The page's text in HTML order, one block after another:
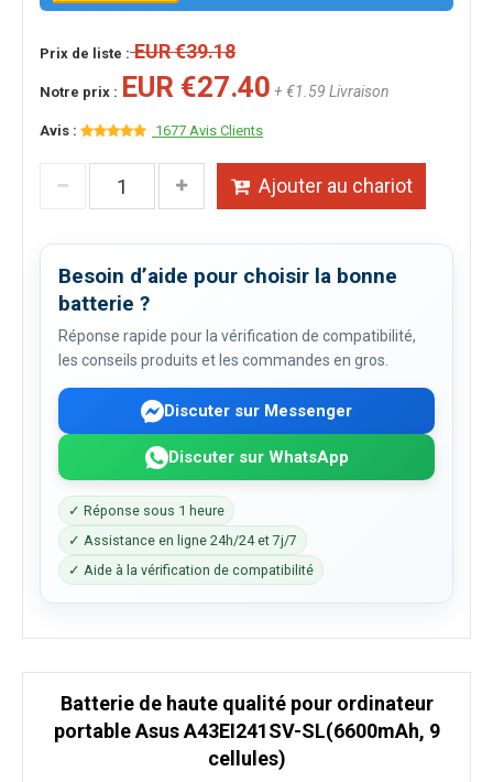
Prix de liste :EUR €39.18
Notre prix : EUR €27.40 + €1.59 Livraison
Avis : 1677 Avis Clients
Ajouter au chariot
Besoin d’aide pour choisir la bonne
batterie ?
Réponse rapide pour la vérification de compatibilité,
les conseils produits et les commandes en gros.
Discuter sur Messenger
Discuter sur WhatsApp
✓ Réponse sous 1 heure
✓ Assistance en ligne 24h/24 et 7j/7
✓ Aide à la vérification de compatibilité
Batterie de haute qualité pour ordinateur
portable Asus A43EI241SV-SL(6600mAh, 9
cellules)